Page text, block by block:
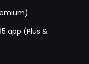
app (Plus &